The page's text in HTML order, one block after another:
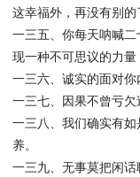
这幸福外，再没有别的
一三五、你每天呐喊
现一种不可思议的力量
一三六、诚实的面对你
一三七、因果不曾亏欠
一三八、我们确实有
养。
一三九、无事莫把闲话